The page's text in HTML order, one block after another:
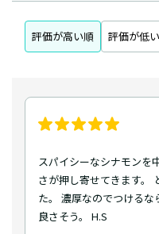
評価が高い順 評価が低
スパイシーなシナモンを
さが押し寄せてきます。
た。 濃厚なのでつける
良さそう。 H.S